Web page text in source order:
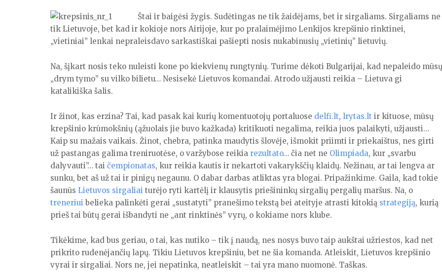
Štai ir baigėsi žygis. Sudėtingas ne tik žaidėjams, bet ir sirgaliams. Sirgaliams ne
tik Lietuvoje, bet kad ir kokioje nors Airijoje, kur po pralaimėjimo Lenkijos krepšinio rinktinei,
„vietiniai” lenkai nepraleisdavo sarkastiškai pašiepti nosis nukabinusių „vietinių” lietuvių.
Na, šįkart nosis teko nuleisti kone po kiekvienų rungtynių. Turime dėkoti Bulgarijai, kad nepaleido mūsų
„drym tymo” su vilko bilietu… Nesisekė Lietuvos komandai. Atrodo užjausti reikia – Lietuva gi
katalikiška šalis.
Ir žinot, kas erzina? Tai, kad pasak kai kurių komentuotojų portaluose delfi.lt, lrytas.lt ir kituose, mūsų
krepšinio krūmokšnių (ąžuolais jie buvo kažkada) kritikuoti negalima, reikia juos palaikyti, užjausti…
Kaip su mažais vaikais. Žinot, chebra, patinka maudytis šlovėje, išmokit priimti ir priekaištus, nes girti
už pastangas galima treniruotėse, o varžybose reikia rezultato… čia net ne Olimpiada, kur „svarbu
dalyvauti”… tai čempionatas, kur reikia kautis ir nekartoti vakarykščių klaidų. Nežinau, ar tai lengva ar
sunku, bet aš už tai ir pinigų negaunu. O dabar darbas atliktas yra blogai. Pripažinkime. Gaila, kad tokie
šaunūs Lietuvos sirgaliai turėjo ryti kartėlį ir klausytis priešininkų sirgalių pergalių maršus. Na, o
treneriui belieka palinkėti gerai „sustatyti” pranešimo tekstą bei ateityje atrasti kitokią strategiją, kurią
prieš tai būtų gerai išbandyti ne „ant rinktinės” vyrų, o kokiame nors klube.
Tikėkime, kad bus geriau, o tai, kas nutiko – tik į naudą, nes nosys buvo taip aukštai užriestos, kad net
prikrito rudenėjančių lapų. Tikiu Lietuvos krepšiniu, bet ne šia komanda. Atleiskit, Lietuvos krepšinio
vyrai ir sirgaliai. Nors ne, jei nepatinka, neatleiskit – tai yra mano nuomonė. Taškas.